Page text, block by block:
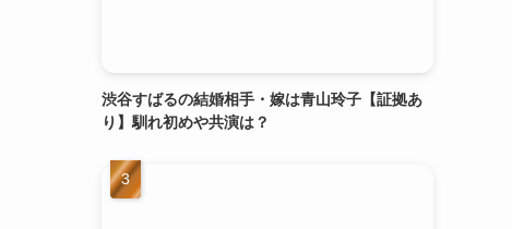
渋谷すばるの結婚相手・嫁は青山玲子【証拠あ
り】馴れ初めや共演は？